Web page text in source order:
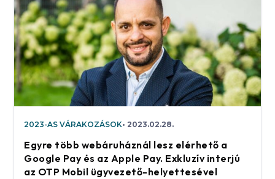
2023-AS VÁRAKOZÁSOK 2023.02.28.
Egyre több webáruháznál lesz elérhető a
Google Pay és az Apple Pay. Exkluzív interjú
az OTP Mobil ügyvezető-helyettesével